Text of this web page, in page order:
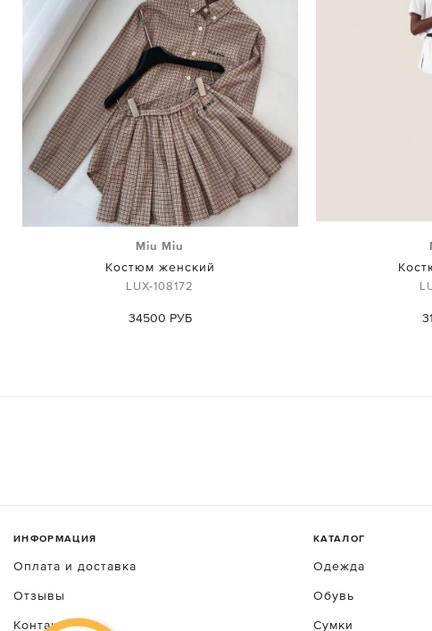
Miu Miu
Костюм женский
LUX-108172
34500 РУБ
ИНФОРМАЦИЯ
Оплата и доставка
Отзывы
Контакты
КАТАЛОГ
Одежда
Обувь
Сумки